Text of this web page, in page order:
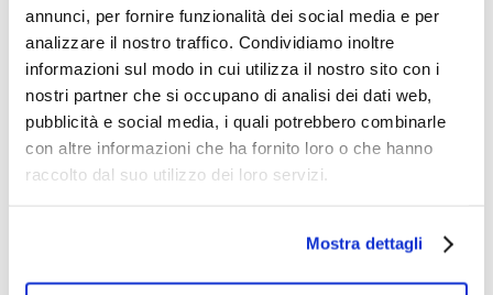
annunci, per fornire funzionalità dei social media e per
analizzare il nostro traffico. Condividiamo inoltre
informazioni sul modo in cui utilizza il nostro sito con i
nostri partner che si occupano di analisi dei dati web,
pubblicità e social media, i quali potrebbero combinarle
con altre informazioni che ha fornito loro o che hanno
raccolto dal suo utilizzo dei loro servizi.
Mostra dettagli